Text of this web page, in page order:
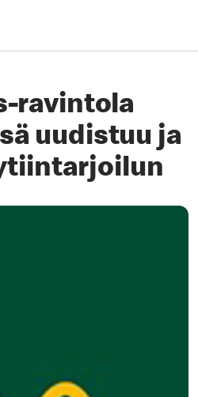
ravintola
uudistuu ja